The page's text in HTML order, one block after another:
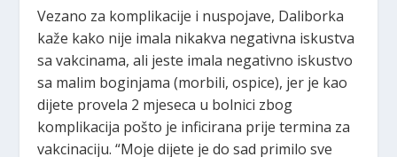
Vezano za komplikacije i nuspojave, Daliborka
kaže kako nije imala nikakva negativna iskustva
sa vakcinama, ali jeste imala negativno iskustvo
sa malim boginjama (morbili, ospice), jer je kao
dijete provela 2 mjeseca u bolnici zbog
komplikacija pošto je inficirana prije termina za
vakcinaciju. “Moje dijete je do sad primilo sve